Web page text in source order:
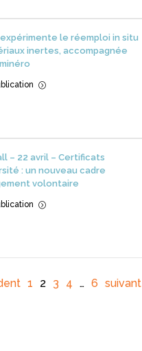
expérimente le réemploi in situ
inertes, accompagnée
=
– 22 avril – Certificats
: un nouveau cadre
volontaire
=
1 2 3 4 … 6 suivant